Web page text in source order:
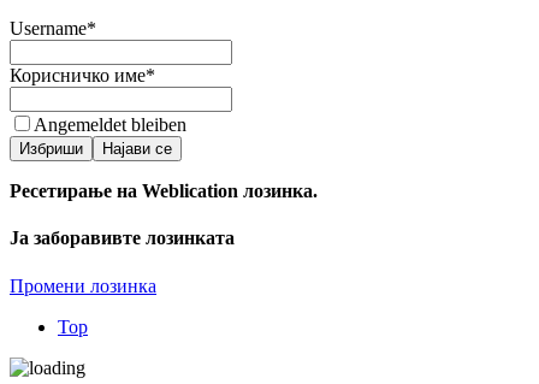
Username*
Корисничко име*
Angemeldet bleiben
Избриши Најави се
Ресетирање на Weblication лозинка.
Ја заборавивте лозинката
Промени лозинка
Top